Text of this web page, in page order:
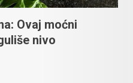
Ovaj moćni
nivo